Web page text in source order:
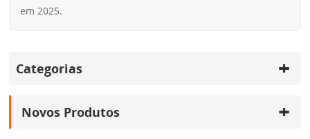
em 2025.
Categorias
Novos Produtos